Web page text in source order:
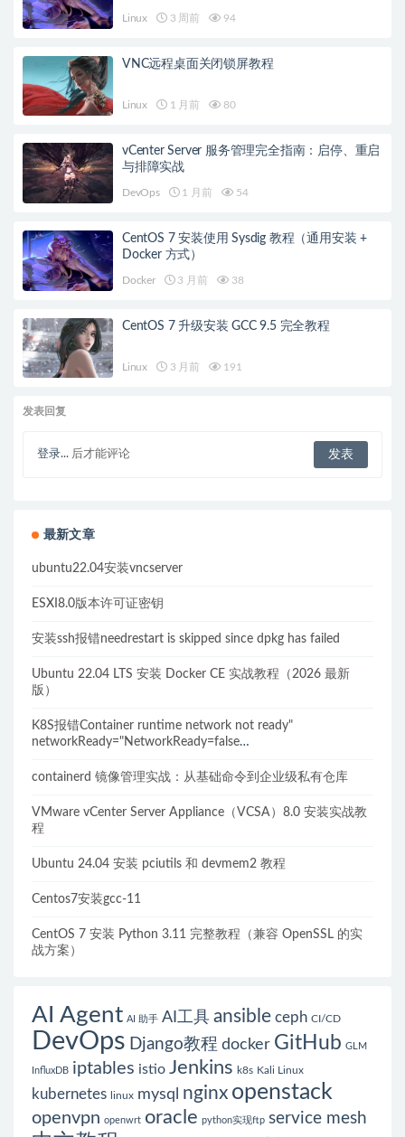
Linux 3 周前 94
VNC远程桌面关闭锁屏教程
Linux 1 月前 80
vCenter Server 服务管理完全指南：启停、重启
与排障实战
DevOps 1 月前 54
CentOS 7 安装使用 Sysdig 教程（通用安装 +
Docker 方式）
Docker 3 月前 38
CentOS 7 升级安装 GCC 9.5 完全教程
Linux 3 月前 191
发表回复
登录... 后才能评论
最新文章
ubuntu22.04安装vncserver
ESXI8.0版本许可证密钥
安装ssh报错needrestart is skipped since dpkg has failed
Ubuntu 22.04 LTS 安装 Docker CE 实战教程（2026 最新
版）
K8S报错Container runtime network not ready"
networkReady="NetworkReady=false
containerd 镜像管理实战：从基础命令到企业级私有仓库
VMware vCenter Server Appliance（VCSA）8.0 安装实战教
程
Ubuntu 24.04 安装 pciutils 和 devmem2 教程
Centos7安装gcc-11
CentOS 7 安装 Python 3.11 完整教程（兼容 OpenSSL 的实
战方案）
AI Agent AI 助手 AI工具 ansible ceph CI/CD
DevOps Django教程 docker GitHub GLM
InfluxDB iptables istio Jenkins k8s Kali Linux
kubernetes linux mysql nginx openstack
openvpn openwrt oracle python实现ftp service mesh